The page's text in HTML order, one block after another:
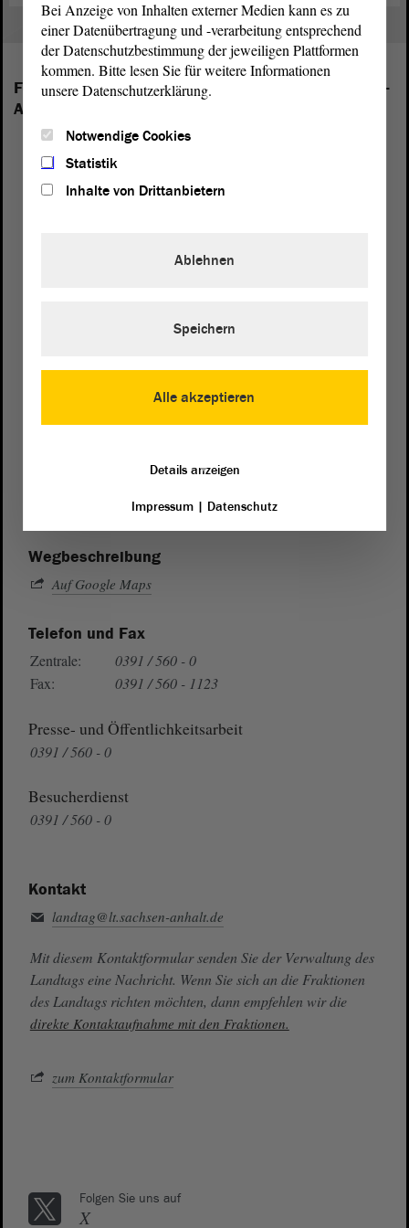
Folgende Fraktionen sind im Landtag von Sachsen-
Anhalt vertreten:
von Sachsen-Anhalt
39104 Magdeburg
Wegbeschreibung
Auf Google Maps
Telefon und Fax
Zentrale:
0391 / 560 - 0
Fax:
0391 / 560 - 1123
Presse- und Öffentlichkeitsarbeit
0391 / 560 - 0
Besucherdienst
0391 / 560 - 0
Kontakt
landtag@lt.sachsen-anhalt.de
Mit diesem Kontaktformular senden Sie der Verwaltung des
Landtags eine Nachricht. Wenn Sie sich an die Fraktionen
des Landtags richten möchten, dann empfehlen wir die
direkte Kontaktaufnahme mit den Fraktionen.
zum Kontaktformular
Folgen Sie uns auf
X
Bei Anzeige von Inhalten externer Medien kann es zu
einer Datenübertragung und -verarbeitung entsprechend
der Datenschutzbestimmung der jeweiligen Plattformen
kommen. Bitte lesen Sie für weitere Informationen
unsere Datenschutzerklärung.
Notwendige Cookies
Statistik
Inhalte von Drittanbietern
Alle akzeptieren
Ablehnen
Speichern
Details anzeigen
Impressum| Datenschutz